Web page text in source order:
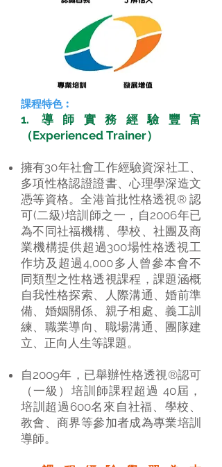
課程特色︰
1. 導師實務經驗豐富
（Experienced Trainer）
擁有30年社會工作經驗資深社工、
多項性格認證證書、心理學深造文
憑等資格。全港首批性格透視® 認
可(二級)培訓師之一，自2006年已
為不同社福機構、學校、社團及商
業機構提供超過300場性格透視工
作坊及超過4,000多人曾參本會不
同類型之性格透視課程，課題涵概
自我性格探索、人際溝通、婚前準
備、婚姻關係、親子相處、義工訓
練、職業導向、職場溝通、團隊建
立、正向人生等課題。
自2009年，已舉辦性格透視®認可
（一級）培訓師課程超過 40屆，
培訓超過600名來自社福、學校、
教會、商界等參加者成為專業培訓
導師。